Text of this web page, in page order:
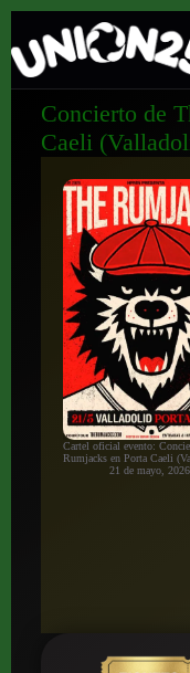
Concierto de
Caeli
Cartel oficial evento:
Rumjacks en Porta Caeli
21 de mayo, 2026